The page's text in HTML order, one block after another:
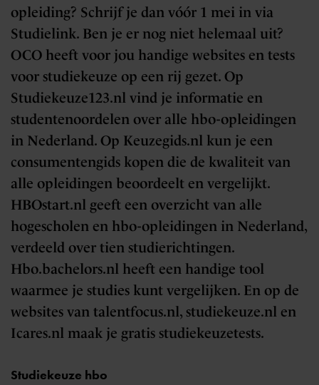
opleiding? Schrijf je dan vóór 1 mei in via
Studielink. Ben je er nog niet helemaal uit?
OCO heeft voor jou handige websites en tests
voor studiekeuze op een rij gezet. Op
Studiekeuze123.nl vind je informatie en
studentenoordelen over alle hbo-opleidingen
in Nederland. Op Keuzegids.nl kun je een
consumentengids kopen die de kwaliteit van
alle opleidingen beoordeelt en vergelijkt.
HBOstart.nl geeft een overzicht van alle
hogescholen en hbo-opleidingen in Nederland,
verdeeld over tien studierichtingen.
Hbo.bachelors.nl heeft een handige tool
waarmee je studies kunt vergelijken. En op de
websites van talentfocus.nl, studiekeuze.nl en
Icares.nl maak je gratis studiekeuzetests.
Studiekeuze hbo